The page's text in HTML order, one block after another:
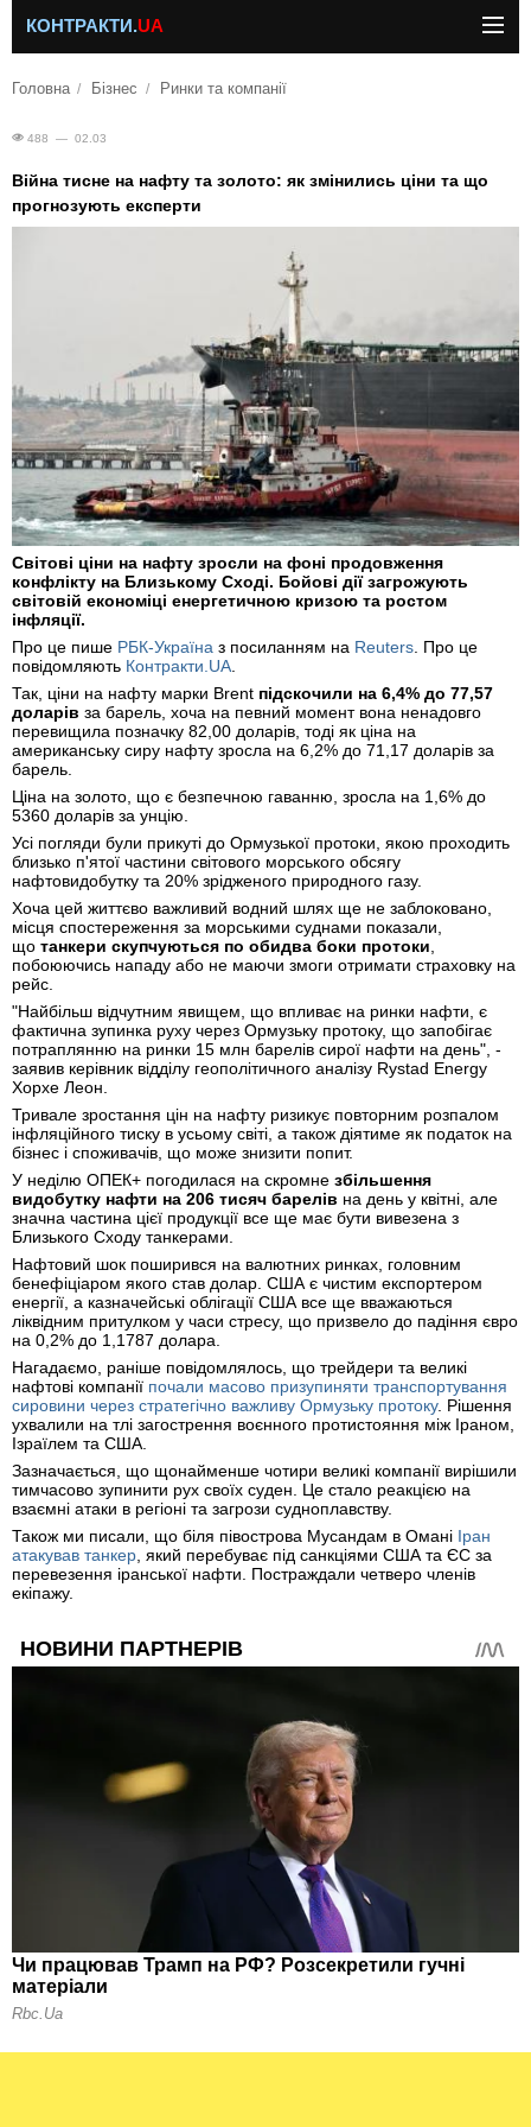
КОНТРАКТИ.UA
Головна Бізнес Ринки та компанії
488 — 02.03
Війна тисне на нафту та золото: як змінились ціни та що
прогнозують експерти
Світові ціни на нафту зросли на фоні продовження
конфлікту на Близькому Сході. Бойові дії загрожують
світовій економіці енергетичною кризою та ростом
інфляції.
Про це пише РБК-Україна з посиланням на Reuters . Про це
повідомляють Контракти.UA
Так, ціни на нафту марки Brent підскочили на 6,4% до 77,57
доларів за барель, хоча на певний момент вона ненадовго
перевищила позначку 82,00 доларів, тоді як ціна на
американську сиру нафту зросла на 6,2% до 71,17 доларів за
барель.
Ціна на золото, що є безпечною гаванню, зросла на 1,6% до
5360 доларів за унцію.
Усі погляди були прикуті до Ормузької протоки, якою проходить
близько п'ятої частини світового морського обсягу
нафтовидобутку та 20% зрідженого природного газу.
Хоча цей життєво важливий водний шлях ще не заблоковано,
місця спостереження за морськими суднами показали,
що танкери скупчуються по обидва боки протоки
побоюючись нападу або не маючи змоги отримати страховку на
рейс.
"Найбільш відчутним явищем, що впливає на ринки нафти, є
фактична зупинка руху через Ормузьку протоку, що запобігає
потраплянню на ринки 15 млн барелів сирої нафти на день", -
заявив керівник відділу геополітичного аналізу Rystad Energy
Хорхе Леон.
Тривале зростання цін на нафту ризикує повторним розпалом
інфляційного тиску в усьому світі, а також діятиме як податок на
бізнес і споживачів, що може знизити попит.
У неділю ОПЕК+ погодилася на скромне збільшення
видобутку нафти на 206 тисяч барелів на день у квітні, але
значна частина цієї продукції все ще має бути вивезена з
Близького Сходу танкерами.
Нафтовий шок поширився на валютних ринках, головним
бенефіціаром якого став долар. США є чистим експортером
енергії, а казначейські облігації США все ще вважаються
ліквідним притулком у часи стресу, що призвело до падіння євро
на 0,2% до 1,1787 долара.
Нагадаємо, раніше повідомлялось, що трейдери та великі
нафтові компанії почали масово призупиняти транспортування
сировини через стратегічно важливу Ормузьку протоку. Рішення
ухвалили на тлі загострення воєнного протистояння між Іраном,
Ізраїлем та США.
Зазначається, що щонайменше чотири великі компанії вирішили
тимчасово зупинити рух своїх суден. Це стало реакцією на
взаємні атаки в регіоні та загрози судноплавству.
Також ми писали, що біля півострова Мусандам в Омані Іран
атакував танкер , який перебуває під санкціями США та ЄС за
перевезення іранської нафти. Постраждали четверо членів
екіпажу.